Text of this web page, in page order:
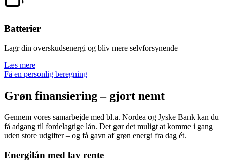
Batterier
Lagr din overskudsenergi og bliv mere selvforsynende
Læs mere
Få en personlig beregning
Grøn finansiering – gjort nemt
Gennem vores samarbejde med bl.a. Nordea og Jyske Bank kan du
få adgang til fordelagtige lån. Det gør det muligt at komme i gang
uden store udgifter – og få gavn af grøn energi fra dag ét.
Energilån med lav rente